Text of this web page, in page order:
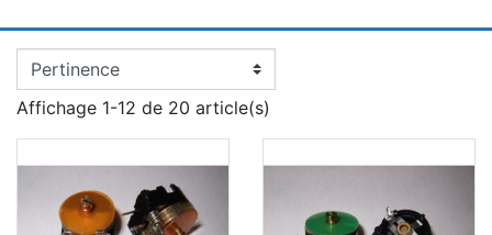
Affichage 1-12 de 20 article(s)